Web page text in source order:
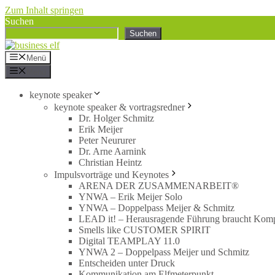
Zum Inhalt springen
Suchen
Suchen
Menü
keynote speaker
keynote speaker & vortragsredner
Dr. Holger Schmitz
Erik Meijer
Peter Neururer
Dr. Arne Aarnink
Christian Heintz
Impulsvorträge und Keynotes
ARENA DER ZUSAMMENARBEIT®
YNWA – Erik Meijer Solo
YNWA – Doppelpass Meijer & Schmitz
LEAD it! – Herausragende Führung braucht
Smells like CUSTOMER SPIRIT
Digital TEAMPLAY 11.0
YNWA 2 – Doppelpass Meijer und Schmitz
Entscheiden unter Druck